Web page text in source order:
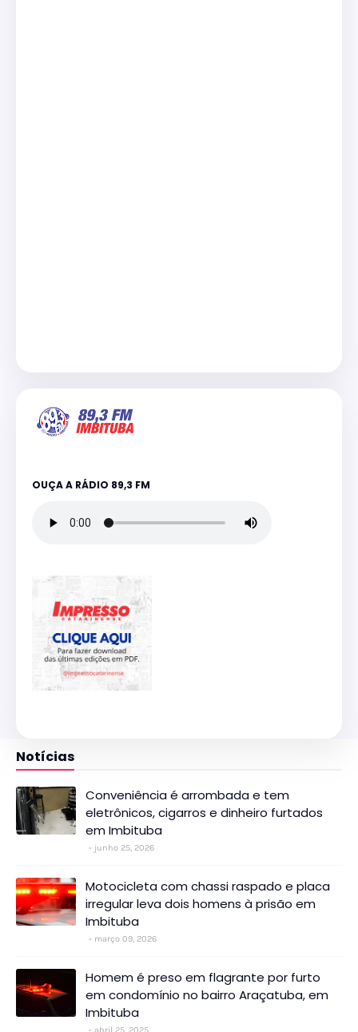
OUÇA A RÁDIO 89,3 FM
Notícias
Conveniência é arrombada e tem
eletrônicos, cigarros e dinheiro furtados
em Imbituba
junho 25, 2026
Motocicleta com chassi raspado e placa
irregular leva dois homens à prisão em
Imbituba
março 09, 2026
Homem é preso em flagrante por furto
em condomínio no bairro Araçatuba, em
Imbituba